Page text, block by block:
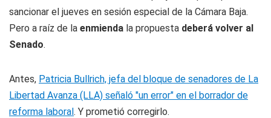
sancionar el jueves en sesión especial de la Cámara Baja.
Pero a raíz de la enmienda la propuesta deberá volver al
Senado.
Antes, Patricia Bullrich, jefa del bloque de senadores de La
Libertad Avanza (LLA) señaló "un error" en el borrador de
reforma laboral. Y prometió corregirlo.